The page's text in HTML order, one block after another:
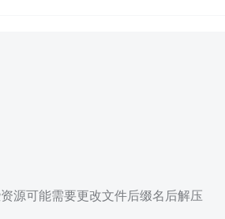
源可能需要更改文件后缀名后解压